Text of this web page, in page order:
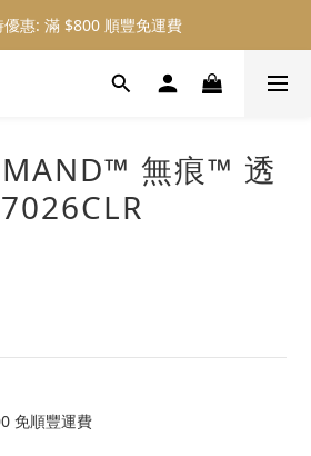
優惠: 會員購物 4% 回贈
優惠: 滿 $800 順豐免運費
優惠: 會員購物 4% 回贈
無痕™ 透
免順豐運費